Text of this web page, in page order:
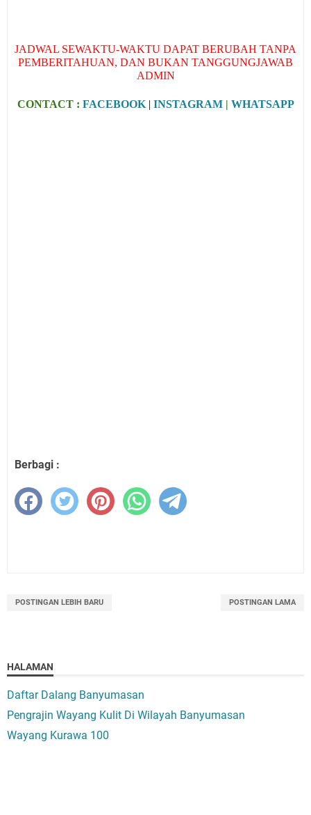
JADWAL SEWAKTU-WAKTU DAPAT BERUBAH TANPA
PEMBERITAHUAN, DAN BUKAN TANGGUNGJAWAB
ADMIN
CONTACT : FACEBOOK| INSTAGRAM| WHATSAPP
Berbagi :
POSTINGAN LEBIH BARU POSTINGAN LAMA
HALAMAN
Daftar Dalang Banyumasan
Pengrajin Wayang Kulit Di Wilayah Banyumasan
Wayang Kurawa 100